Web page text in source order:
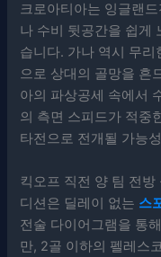
크로아티아는 잉글랜
나 수비 뒷공간을 쉽게
습니다. 가나 역시 무
으로 상대의 골망을 흔
아의 파상공세 속에서
의 측면 스피드가 적중
타전으로 전개될 가능
킥오프 직전 양 팀 전
디션은 딜레이 없는 스
전술 다이어그램을 통
만, 2골 이하의 펠레스